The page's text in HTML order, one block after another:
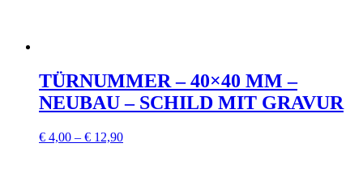
TÜRNUMMER – 40×40 MM –
NEUBAU – SCHILD MIT GRAVUR
€ 4,00 – € 12,90